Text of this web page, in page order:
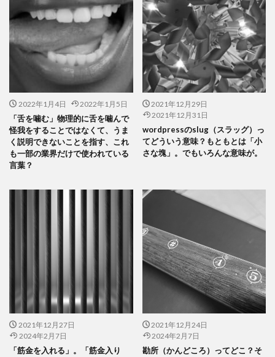
2022年1月4日 2022年1月5日
「舌を噛む」物理的に舌を噛んで
怪我をすることではなくて、うま
く説明できないことを指す、これ
も一部の業界だけで使われている
言葉？
2021年12月29日
2021年12月31日
wordpressのslug（スラッグ）っ
てどういう意味？もともとは「小
さな塊」。でもいろんな意味が。
2021年12月27日
2024年2月7日
「筋金を入れる」。「筋金入り
2021年12月24日
2024年2月7日
勘所（かんどころ）ってどこ？そ